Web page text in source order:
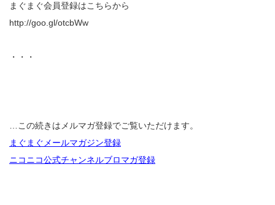
まぐまぐ会員登録はこちらから
http://goo.gl/otcbWw
・・・
…この続きはメルマガ登録でご覧いただけます。
まぐまぐメールマガジン登録
ニコニコ公式チャンネルブロマガ登録